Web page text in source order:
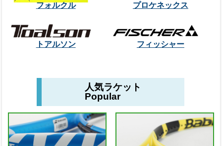
フォルクル プロケネックス
トアルソン フィッシャー
人気ラケット
Popular